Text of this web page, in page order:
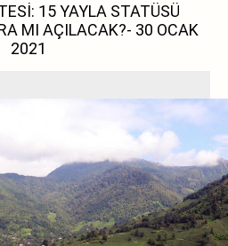
15 YAYLA STATÜSÜ
MI AÇILACAK?- 30 OCAK
2021